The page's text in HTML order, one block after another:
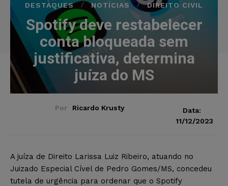
DESTAQUES NOTÍCIAS DIREITO CIVIL
Spotify deve restabelecer
conta bloqueada sem
justificativa, determina
juíza do MS
Por Ricardo Krusty
Data:
11/12/2023
A juíza de Direito Larissa Luiz Ribeiro, atuando no
Juizado Especial Cível de Pedro Gomes/MS, concedeu
tutela de urgência para ordenar que o Spotify